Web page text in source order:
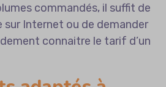
commandés, il suffit de
sur Internet ou de demander
connaitre le tarif d’un